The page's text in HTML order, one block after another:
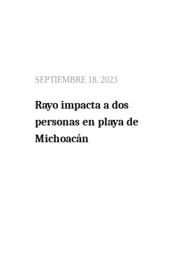
SEPTIEMBRE 18, 2023
Rayo impacta a dos
personas en playa de
Michoacán